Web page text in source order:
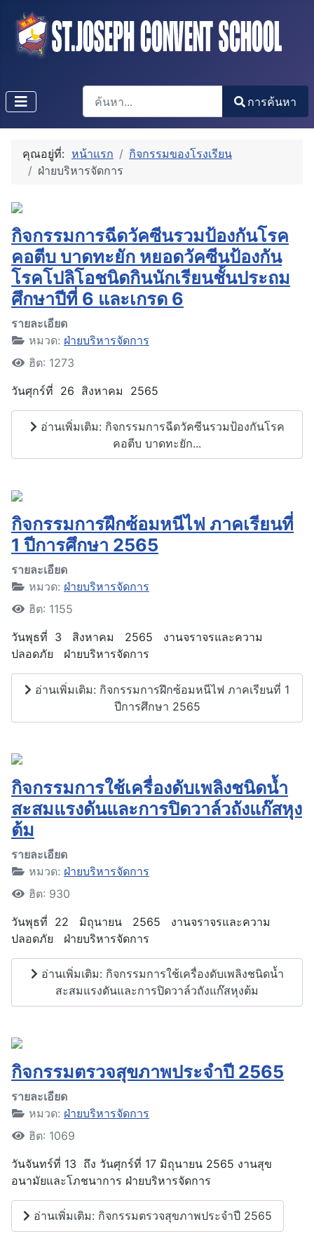
การค้นหา
Type 2 or more characters for results.
การค้นหา
คุณอยู่ที่: หน้าแรก
กิจกรรมของโรงเรียน
ฝ่ายบริหารจัดการ
กิจกรรมการฉีดวัคซีนรวมป้องกันโรค
คอตีบ บาดทะยัก หยอดวัคซีนป้องกัน
โรคโปลิโอชนิดกินนักเรียนชั้นประถม
ศึกษาปีที่ 6 และเกรด 6
รายละเอียด
หมวด: ฝ่ายบริหารจัดการ
ฮิต: 1273
วันศุกร์ที่ 26 สิงหาคม 2565
อ่านเพิ่มเติม: กิจกรรมการฉีดวัคซีนรวมป้องกันโรค
คอตีบ บาดทะยัก...
กิจกรรมการฝึกซ้อมหนีไฟ ภาคเรียนที่
1 ปีการศึกษา 2565
รายละเอียด
หมวด: ฝ่ายบริหารจัดการ
ฮิต: 1155
วันพุธที่ 3 สิงหาคม 2565 งานจราจรและความ
ปลอดภัย ฝ่ายบริหารจัดการ
อ่านเพิ่มเติม: กิจกรรมการฝึกซ้อมหนีไฟ ภาคเรียนที่ 1
ปีการศึกษา 2565
กิจกรรมการใช้เครื่องดับเพลิงชนิดน้ำ
สะสมแรงดันและการปิดวาล์วถังแก๊สหุง
ต้ม
รายละเอียด
หมวด: ฝ่ายบริหารจัดการ
ฮิต: 930
วันพุธที่ 22 มิถุนายน 2565 งานจราจรและความ
ปลอดภัย ฝ่ายบริหารจัดการ
อ่านเพิ่มเติม: กิจกรรมการใช้เครื่องดับเพลิงชนิดน้ำ
สะสมแรงดันและการปิดวาล์วถังแก๊สหุงต้ม
กิจกรรมตรวจสุขภาพประจำปี 2565
รายละเอียด
หมวด: ฝ่ายบริหารจัดการ
ฮิต: 1069
วันจันทร์ที่ 13 ถึง วันศุกร์ที่ 17 มิถุนายน 2565 งานสุข
อนามัยและโภชนาการ ฝ่ายบริหารจัดการ
อ่านเพิ่มเติม: กิจกรรมตรวจสุขภาพประจำปี 2565